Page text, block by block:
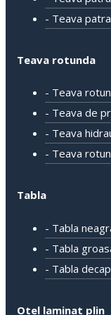
- Teava
Teava rotunda
- Teava
- Teava de
- Teava
- Teava
Tabla
- Tabla
- Tabla
- Tabla
Otel laminat plin